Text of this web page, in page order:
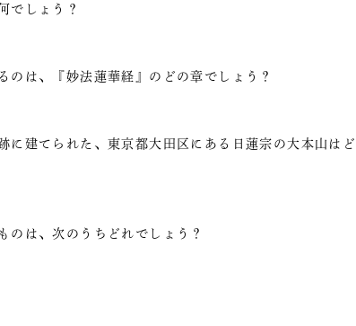
でしょう？
のは、『妙法蓮華経』のどの章でしょう？
に建てられた、東京都大田区にある日蓮宗の大本山はど
のは、次のうちどれでしょう？